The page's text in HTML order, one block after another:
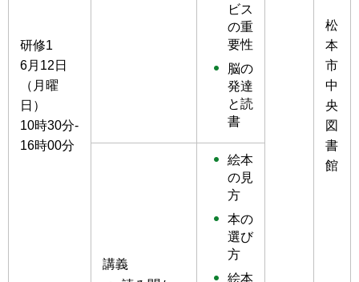
研修1
6月12日
（月曜
日）
10時30分-
16時00分
ビス
の重
要性
脳の
発達
と読
書
松
本
市
中
央
図
書
館
講義
絵本
の見
方
本の
選び
方
絵本